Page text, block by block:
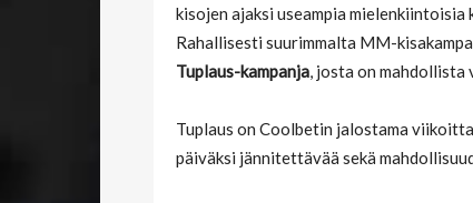
kisojen ajaksi useampia
Rahallisesti suurimmalta MM-
Tuplaus-kampanja, josta on mahdollista
Tuplaus on Coolbetin jalostama
päiväksi jännitettävää sekä